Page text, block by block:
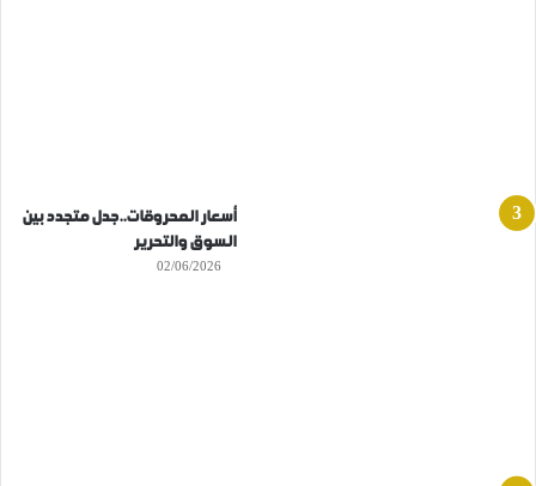
أسعار المحروقات..جدل متجدد بين
السوق والتحرير
02/06/2026